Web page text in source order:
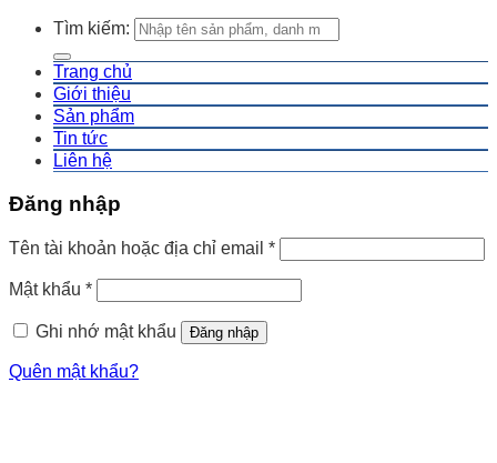
Tìm kiếm:
Trang chủ
Giới thiệu
Sản phẩm
Tin tức
Liên hệ
Đăng nhập
Tên tài khoản hoặc địa chỉ email *
Mật khẩu *
Ghi nhớ mật khẩu Đăng nhập
Quên mật khẩu?